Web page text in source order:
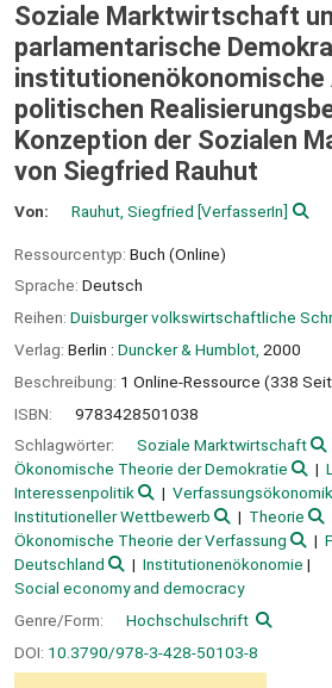
Soziale Marktwirtschaft
parlamentarische
institutionenökonomische
politischen
Konzeption der Sozialen
von Siegfried Rauhut
Von: Rauhut, Siegfried [VerfasserIn]
Ressourcentyp: Buch (Online)
Sprache: Deutsch
Reihen: Duisburger volkswirtschaftliche
Verlag: Berlin : Duncker & Humblot, 2000
Beschreibung: 1 Online-Ressource (338
ISBN:
9783428501038
Schlagwörter:
Soziale Marktwirtschaft
Ökonomische Theorie der Demokratie
Interessenpolitik
Verfassungsökonomik
Institutioneller Wettbewerb
Theorie
Ökonomische Theorie der Verfassung
Deutschland
Institutionenökonomie
Social economy and democracy
Genre/Form:
Hochschulschrift
DOI: 10.3790/978-3-428-50103-8